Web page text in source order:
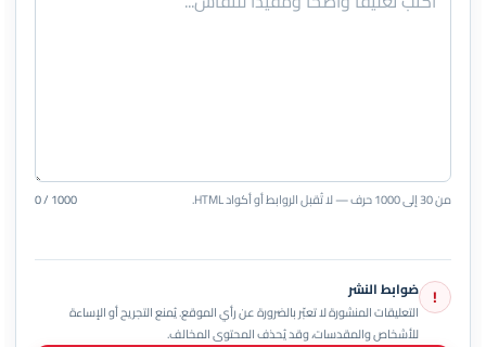
من 30 إلى 1000 حرف — لا تُقبل الروابط أو أكواد HTML. 0 / 1000
! ضوابط النشر
التعليقات المنشورة لا تعبّر بالضرورة عن رأي الموقع. يُمنع التجريح أو الإساءة
للأشخاص والمقدسات، وقد يُحذف المحتوى المخالف.